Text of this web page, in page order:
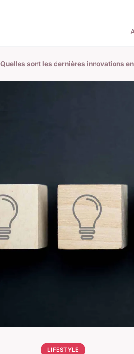
Quelles sont les dernières innovations
LIFESTYLE